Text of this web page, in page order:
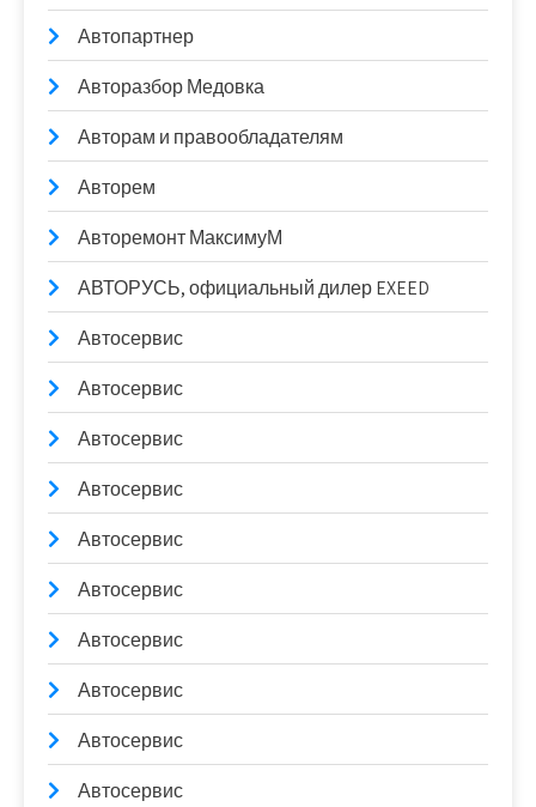
Автопартнер
Авторазбор Медовка
Авторам и правообладателям
Авторем
Авторемонт МаксимуМ
АВТОРУСЬ, официальный дилер EXEED
Автосервис
Автосервис
Автосервис
Автосервис
Автосервис
Автосервис
Автосервис
Автосервис
Автосервис
Автосервис